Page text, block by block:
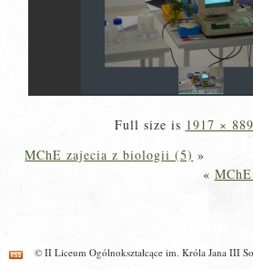
Full size is 1917 × 889
MChE zajecia z biologii (5) »
«
© II Liceum Ogólnokształcące im. Króla Jana III